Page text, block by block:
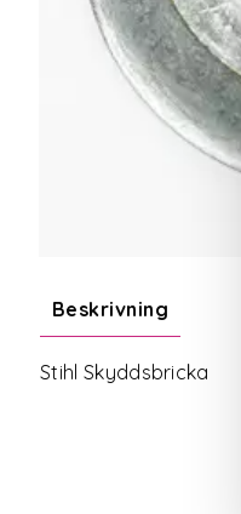
Beskrivning
Stihl Skyddsbricka